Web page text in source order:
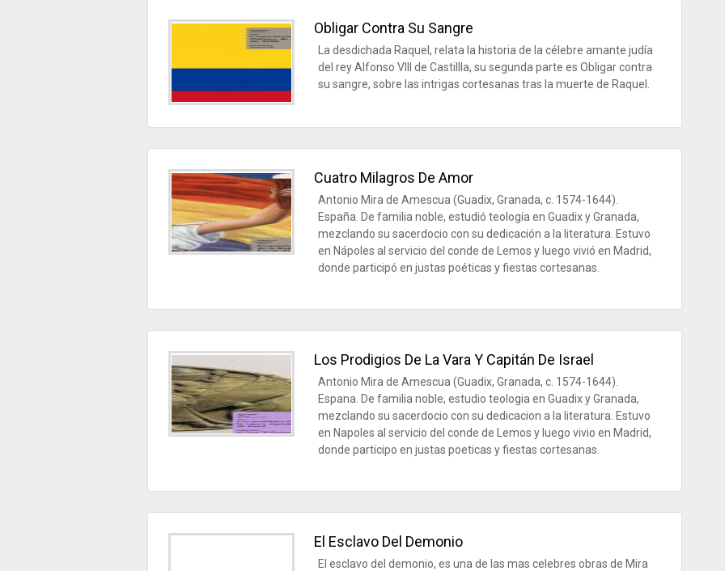
Obligar Contra Su Sangre
La desdichada Raquel, relata la historia de la célebre amante judía
del rey Alfonso VIII de Castillla, su segunda parte es Obligar contra
su sangre, sobre las intrigas cortesanas tras la muerte de Raquel.
Cuatro Milagros De Amor
Antonio Mira de Amescua (Guadix, Granada, c. 1574-1644).
España. De familia noble, estudió teología en Guadix y Granada,
mezclando su sacerdocio con su dedicación a la literatura. Estuvo
en Nápoles al servicio del conde de Lemos y luego vivió en Madrid,
donde participó en justas poéticas y fiestas cortesanas.
Los Prodigios De La Vara Y Capitán De Israel
Antonio Mira de Amescua (Guadix, Granada, c. 1574-1644).
Espana. De familia noble, estudio teologia en Guadix y Granada,
mezclando su sacerdocio con su dedicacion a la literatura. Estuvo
en Napoles al servicio del conde de Lemos y luego vivio en Madrid,
donde participo en justas poeticas y fiestas cortesanas.
El Esclavo Del Demonio
El esclavo del demonio, es una de las mas celebres obras de Mira